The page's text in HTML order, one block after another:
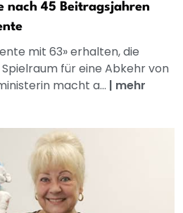
nach 45 Beitragsjahren
mit 63» erhalten, die
für eine Abkehr von
macht a... | mehr